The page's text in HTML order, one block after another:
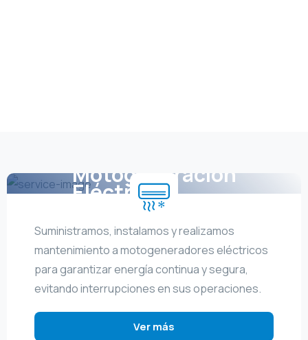
Motogeneración
Eléctrica
Suministramos, instalamos y realizamos
mantenimiento a motogeneradores eléctricos
para garantizar energía continua y segura,
evitando interrupciones en sus operaciones.
Ver más